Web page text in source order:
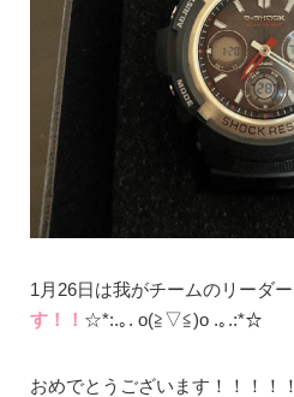
1月26日は我がチームのリーダー
す！！ ☆*:.｡. o(≧▽≦)o .｡.:*☆
おめでとうございます！！！！！